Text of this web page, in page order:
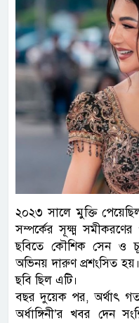
২০২৩ সালে মুক্তি পেয়েছিল
সম্পর্কের সূক্ষ্ম
ছবিতে কৌশিক সেন ও
অভিনয় দারুণ প্রশংসিত
ছবি ছিল এটি।
বছর দুয়েক পর, অর্থাৎ
অর্ধাঙ্গিনী’র খবর দেন